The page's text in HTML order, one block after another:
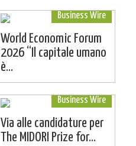
Business Wire
World Economic Forum
2026 “Il capitale umano
è...
Business Wire
Via alle candidature per
The MIDORI Prize for...